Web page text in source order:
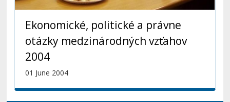
Ekonomické, politické a právne
otázky medzinárodných vzťahov
2004
01 June 2004